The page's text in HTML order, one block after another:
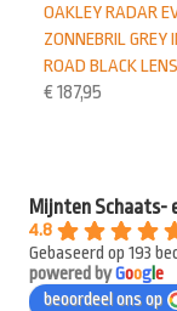
OAKLEY RADAR
ZONNEBRIL GREY
ROAD BLACK LENS
€ 187,95
Mijnten Schaats-
4.8
Gebaseerd op 193
powered byGooge
beoordeel ons op